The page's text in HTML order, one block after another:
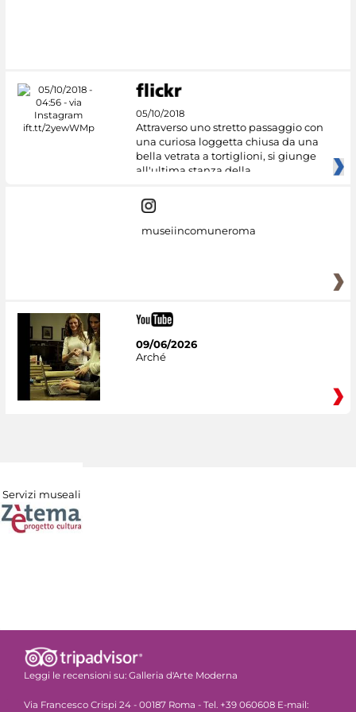
05/10/2018
Attraverso uno stretto passaggio con
una curiosa loggetta chiusa da una
bella vetrata a tortiglioni, si giunge
all'ultima stanza della
museiincomuneroma
09/06/2026
Arché
Servizi museali
Leggi le recensioni su: Galleria d'Arte Moderna
Via Francesco Crispi 24 - 00187 Roma - Tel. +39 060608 E-mail: